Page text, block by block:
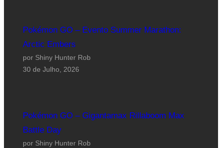
Pokémon GO – Evento Summer Marathon:
Arctic Embers
por Shiny Hunter Rob
30 de Julho, 2026
Pokémon GO – Gigantamax Rillaboom Max
Battle Day
por Shiny Hunter Rob